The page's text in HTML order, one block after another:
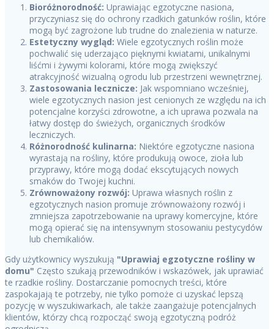
Bioróżnorodność: Uprawiając egzotyczne nasiona,
przyczyniasz się do ochrony rzadkich gatunków roślin, które
mogą być zagrożone lub trudne do znalezienia w naturze.
Estetyczny wygląd: Wiele egzotycznych roślin może
pochwalić się uderzająco pięknymi kwiatami, unikalnymi
liśćmi i żywymi kolorami, które mogą zwiększyć
atrakcyjność wizualną ogrodu lub przestrzeni wewnętrznej.
Zastosowania lecznicze: Jak wspomniano wcześniej,
wiele egzotycznych nasion jest cenionych ze względu na ich
potencjalne korzyści zdrowotne, a ich uprawa pozwala na
łatwy dostęp do świeżych, organicznych środków
leczniczych.
Różnorodność kulinarna: Niektóre egzotyczne nasiona
wyrastają na rośliny, które produkują owoce, zioła lub
przyprawy, które mogą dodać ekscytujących nowych
smaków do Twojej kuchni.
Zrównoważony rozwój: Uprawa własnych roślin z
egzotycznych nasion promuje zrównoważony rozwój i
zmniejsza zapotrzebowanie na uprawy komercyjne, które
mogą opierać się na intensywnym stosowaniu pestycydów
lub chemikaliów.
Gdy użytkownicy wyszukują "Uprawiaj egzotyczne rośliny w
domu" Często szukają przewodników i wskazówek, jak uprawiać
te rzadkie rośliny. Dostarczanie pomocnych treści, które
zaspokajają te potrzeby, nie tylko pomoże ci uzyskać lepszą
pozycję w wyszukiwarkach, ale także zaangażuje potencjalnych
klientów, którzy chcą rozpocząć swoją egzotyczną podróż